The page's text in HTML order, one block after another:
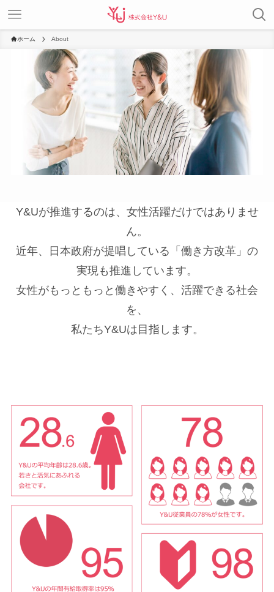
ホーム About
Y&Uが推進するのは、女性活躍だけではありませ
ん。
近年、日本政府が提唱している「働き方改革」の
実現も推進しています。
女性がもっともっと働きやすく、活躍できる社会
を、
私たちY&Uは目指します。